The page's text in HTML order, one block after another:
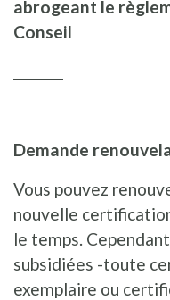
abrogeant le
Conseil
Demande
Vous pouvez
nouvelle
le temps.
subsidiées -toute
exemplaire ou